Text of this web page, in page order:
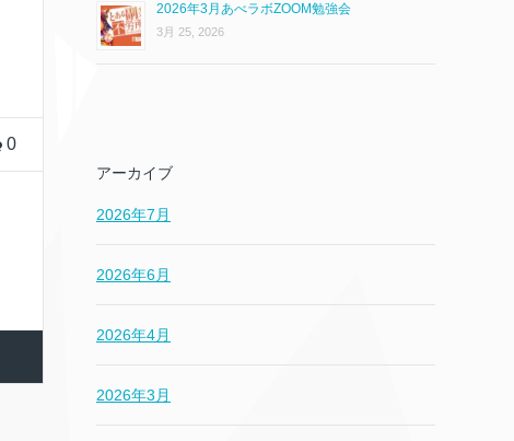
0
2026年3月あべラボZOOM勉強会
3月 25, 2026
アーカイブ
2026年7月
2026年6月
2026年4月
2026年3月